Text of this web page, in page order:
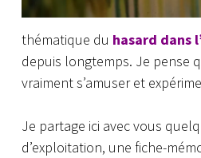
thématique du hasard dans
depuis longtemps. Je pense
vraiment s’amuser et
Je partage ici avec vous
d’exploitation, une fiche-